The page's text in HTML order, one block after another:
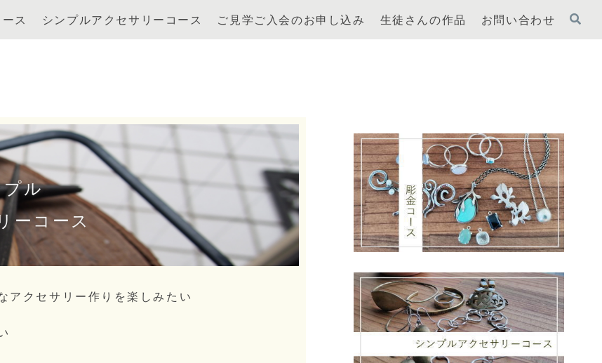
ス シンプルアクセサリーコース ご見学ご入会のお申し込み 生徒さんの作品 お問い合わせ
プル
ーコース
アクセサリー作りを楽しみたい